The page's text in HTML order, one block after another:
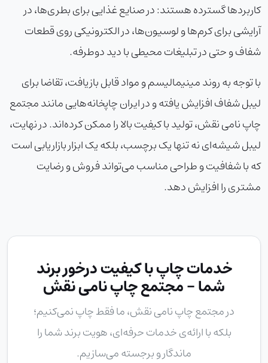
کاربردها گسترده هستند: در صنایع غذایی برای بطری‌ها، در
آرایشی برای کرم‌ها و لوسیون‌ها، در الکترونیکی روی قطعات
شفاف و حتی در تبلیغات محیطی با دید دوطرفه.
با توجه به روند مینیمالیسم و مواد قابل بازیافت، تقاضا برای
لیبل شفاف افزایش یافته و در ایران چاپخانه‌هایی مانند مجتمع
چاپ نامی نقش، تولید با کیفیت بالا را ممکن کرده‌اند. در نهایت،
لیبل شیشه‌ای نه تنها یک برچسب، بلکه یک ابزار بازاریابی است
که با شفافیت و طراحی مناسب می‌تواند فروش و رضایت
مشتری را افزایش دهد.
خدمات چاپ با کیفیت درخور برند
شما - مجتمع چاپ نامی نقش
درمجتمع چاپ نامی نقش، ما فقط چاپ نمی‌کنیم؛
بلکه با ارائه‌ی خدمات حرفه‌ای، هویت برند شما را
ماندگار و برجسته می‌سازیم.